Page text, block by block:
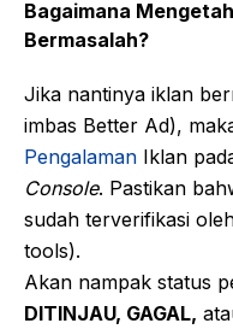
Bagaimana
Bermasalah?
Jika nantinya iklan
imbas Better Ad),
Pengalaman Iklan
Console. Pastikan
sudah terverifikasi
tools).
Akan nampak status
DITINJAU, GAGAL,